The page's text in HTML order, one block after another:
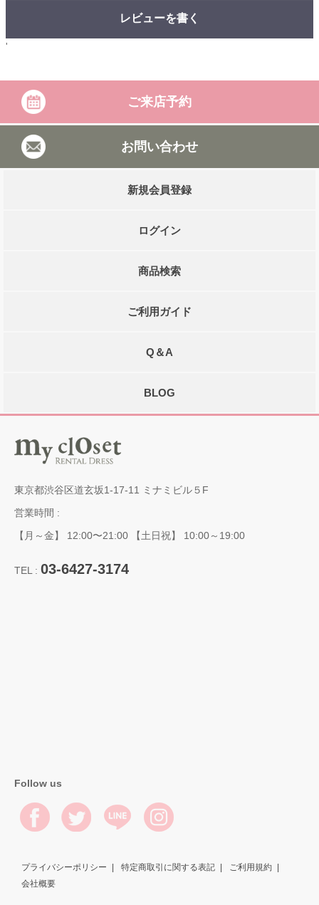
レビューを書く
'
ご来店予約
お問い合わせ
新規会員登録
ログイン
商品検索
ご利用ガイド
Q＆A
BLOG
東京都渋谷区道玄坂1-17-11 ミナミビル５F
営業時間 :
【月～金】 12:00〜21:00 【土日祝】 10:00～19:00
TEL : 03-6427-3174
Follow us
プライバシーポリシー 特定商取引に関する表記
ご利用規約
会社概要